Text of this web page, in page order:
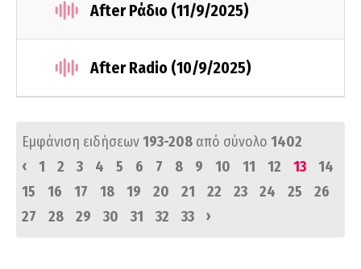
After Ράδιο (11/9/2025)
After Radio (10/9/2025)
Εμφάνιση ειδήσεων193-208 από σύνολο 1402
‹
1 2 3 4 5 6 7 8 9 10 11 12 13
14
15
16 17 18 19 20 21 22 23 24 25
26
27
28 29 30 31 32 33 ›